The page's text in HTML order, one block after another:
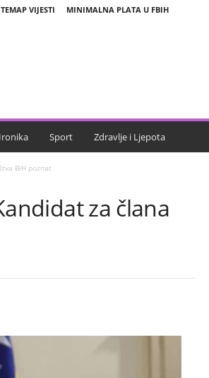
VIJESTI MINIMALNA PLATA U FBIH
Sport Zdravlje i Ljepota
BiH poznat
za člana